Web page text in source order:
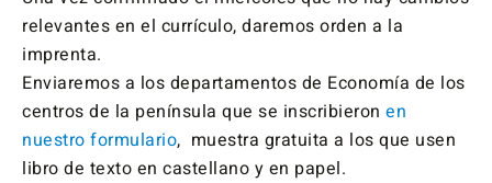
relevantes en el currículo, daremos orden a la
imprenta.
Enviaremos a los departamentos de Economía de los
centros de la península que se inscribieron en
nuestro formulario, muestra gratuita a los que usen
libro de texto en castellano y en papel.